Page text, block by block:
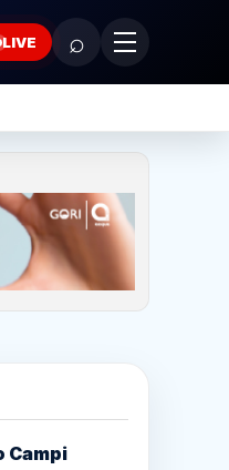
LIVE ⌕
Campi